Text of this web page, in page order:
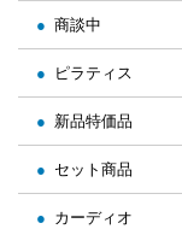
商談中
ピラティス
新品特価品
セット商品
カーディオ